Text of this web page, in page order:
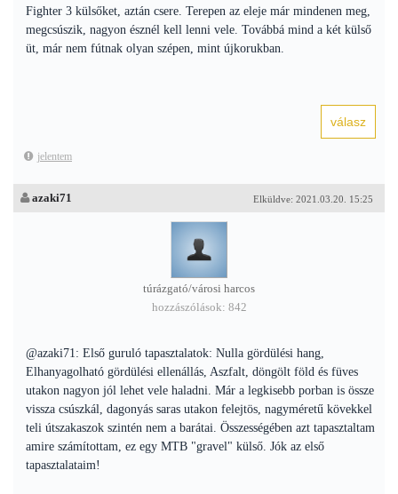
Fighter 3 külsőket, aztán csere. Terepen az eleje már mindenen meg,
megcsúszik, nagyon észnél kell lenni vele. Továbbá mind a két külső
üt, már nem fútnak olyan szépen, mint újkorukban.
jelentem
Elküldve: 2021.03.20. 15:25
azaki71
túrázgató/városi harcos
hozzászólások: 842
@azaki71: Első guruló tapasztalatok: Nulla gördülési hang,
Elhanyagolható gördülési ellenállás, Aszfalt, döngölt föld és füves
utakon nagyon jól lehet vele haladni. Már a legkisebb porban is össze
vissza csúszkál, dagonyás saras utakon felejtös, nagyméretű kövekkel
teli útszakaszok szintén nem a barátai. Összességében azt tapasztaltam
amire számítottam, ez egy MTB "gravel" külső. Jók az első
tapasztalataim!